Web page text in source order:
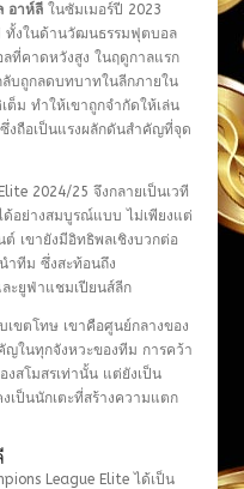
อาห์ลีในซัมเมอร์ปี 2023
ทั้งในด้านวัฒนธรรมฟุตบอล
ที่คาดหวังสูง ในฤดูกาลแรก
บถูกลดบทบาทในลีกภายใน
ต็ม ทำให้เขาถูกจำกัดให้เล่น
ซึ่งถือเป็นแรงผลักดันสำคัญที่จุด
2024/25 จึงกลายเป็นเวที
ด้อย่างสมบูรณ์แบบ ไม่เพียงแต่
เขายังมีอิทธิพลเชิงบวกต่อ
ำทีม ซึ่งสะท้อนถึง
ะยูฟ่าแชมเปียนส์ลีก
ขตโทษ เขาคือศูนย์กลางของ
ญในทุกจังหวะของทีม การคว้า
งสโมสรเท่านั้น แต่ยังเป็น
เป็นนักเตะที่สร้างความแตก
League Elite ได้เป็น